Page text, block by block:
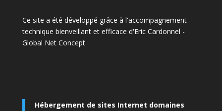
Ce site a été développé grâce à l'accompagnement
technique bienveillant et efficace d'Eric Cardonnel -
Global Net Concept
Hébergement de sites Internet domaines